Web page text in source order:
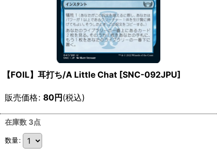
【FOIL】耳打ち/A Little Chat [SNC-092JPU]
販売価格: 80円(税込)
在庫数 3点
数量: